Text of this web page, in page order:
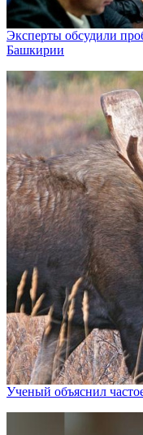
Эксперты обсудили
Башкирии
Ученый объяснил